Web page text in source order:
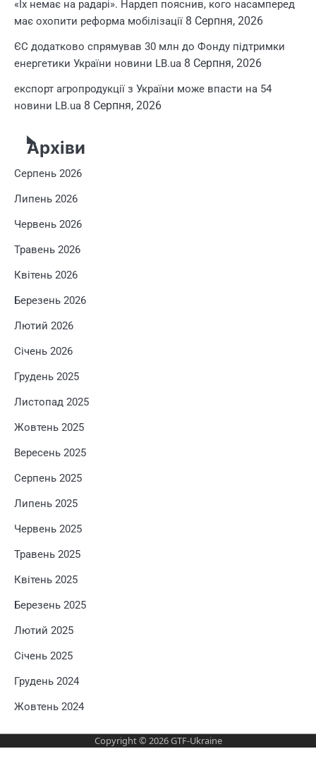
«Їх немає на радарі». Нардеп пояснив, кого насамперед
має охопити реформа мобілізації 8 Серпня, 2026
ЄС додатково спрямував 30 млн до Фонду підтримки
енергетики України новини LB.ua 8 Серпня, 2026
експорт агропродукції з України може впасти на 54
новини LB.ua 8 Серпня, 2026
Архіви
Серпень 2026
Липень 2026
Червень 2026
Травень 2026
Квітень 2026
Березень 2026
Лютий 2026
Січень 2026
Грудень 2025
Листопад 2025
Жовтень 2025
Вересень 2025
Серпень 2025
Липень 2025
Червень 2025
Травень 2025
Квітень 2025
Березень 2025
Лютий 2025
Січень 2025
Грудень 2024
Жовтень 2024
Copyright © 2026GTF-Ukraine